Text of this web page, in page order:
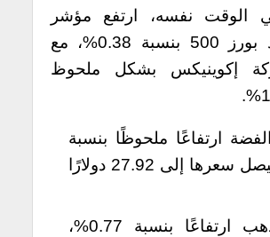
في الوقت نفسه، ارتفع مؤشر
ستاندرد آند بورز 500 بنسبة 0.38%، مع
إكوينيكس بشكل ملحوظ
ارتفاعًا ملحوظًا بنسبة
2.13٪، ليصل سعرها إلى 27.92 دولارًا
شهد الذهب ارتفاعًا بنسبة 0.77%،